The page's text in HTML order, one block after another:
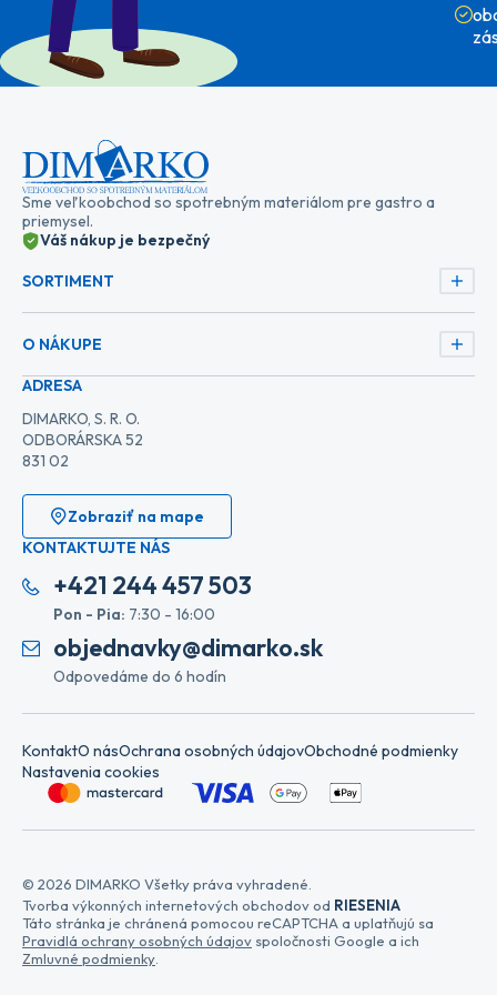
Sme veľkoobchod so spotrebným materiálom pre gastro a
priemysel.
Váš nákup je bezpečný
SORTIMENT
O NÁKUPE
ADRESA
DIMARKO, S. R. O.
ODBORÁRSKA 52
831 02
Zobraziť na mape
KONTAKTUJTE NÁS
+421 244 457 503
Pon - Pia: 7:30 - 16:00
objednavky@dimarko.sk
Odpovedáme do 6 hodín
KontaktO násOchrana osobných údajovObchodné podmienky
Nastavenia cookies
© 2026 DIMARKO Všetky práva vyhradené.
Tvorba výkonných internetových obchodov od RIESENIA
Táto stránka je chránená pomocou reCAPTCHA a uplatňujú sa
Pravidlá ochrany osobných údajov spoločnosti Google a ich
Zmluvné podmienky